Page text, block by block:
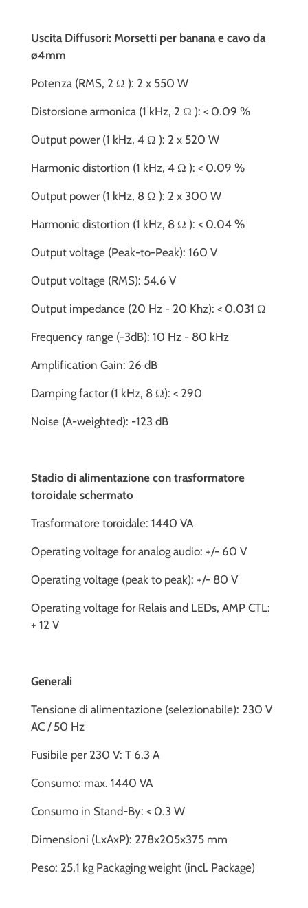
Uscita Diffusori: Morsetti per banana e cavo da
ø4mm
Potenza (RMS, 2 Ω ): 2 x 550 W
Distorsione armonica (1 kHz, 2 Ω ): < 0.09 %
Output power (1 kHz, 4 Ω ): 2 x 520 W
Harmonic distortion (1 kHz, 4 Ω ): < 0.09 %
Output power (1 kHz, 8 Ω ): 2 x 300 W
Harmonic distortion (1 kHz, 8 Ω ): < 0.04 %
Output voltage (Peak-to-Peak): 160 V
Output voltage (RMS): 54.6 V
Output impedance (20 Hz - 20 Khz): < 0.031 Ω
Frequency range (-3dB): 10 Hz - 80 kHz
Amplification Gain: 26 dB
Damping factor (1 kHz, 8 Ω): < 290
Noise (A-weighted): -123 dB
Stadio di alimentazione con trasformatore
toroidale schermato
Trasformatore toroidale: 1440 VA
Operating voltage for analog audio: +/- 60 V
Operating voltage (peak to peak): +/- 80 V
Operating voltage for Relais and LEDs, AMP CTL:
+ 12 V
Generali
Tensione di alimentazione (selezionabile): 230 V
AC / 50 Hz
Fusibile per 230 V: T 6.3 A
Consumo: max. 1440 VA
Consumo in Stand-By: < 0.3 W
Dimensioni (LxAxP): 278x205x375 mm
Peso: 25,1 kg Packaging weight (incl. Package)